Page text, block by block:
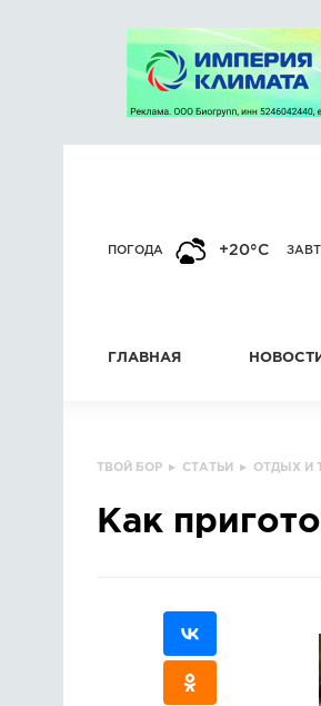
ПОГОДА +20°C
ГЛАВНАЯ НОВОСТИ
ТВОЙ БОР ▸ СТАТЬИ ▸ ОТДЫХ И
Как